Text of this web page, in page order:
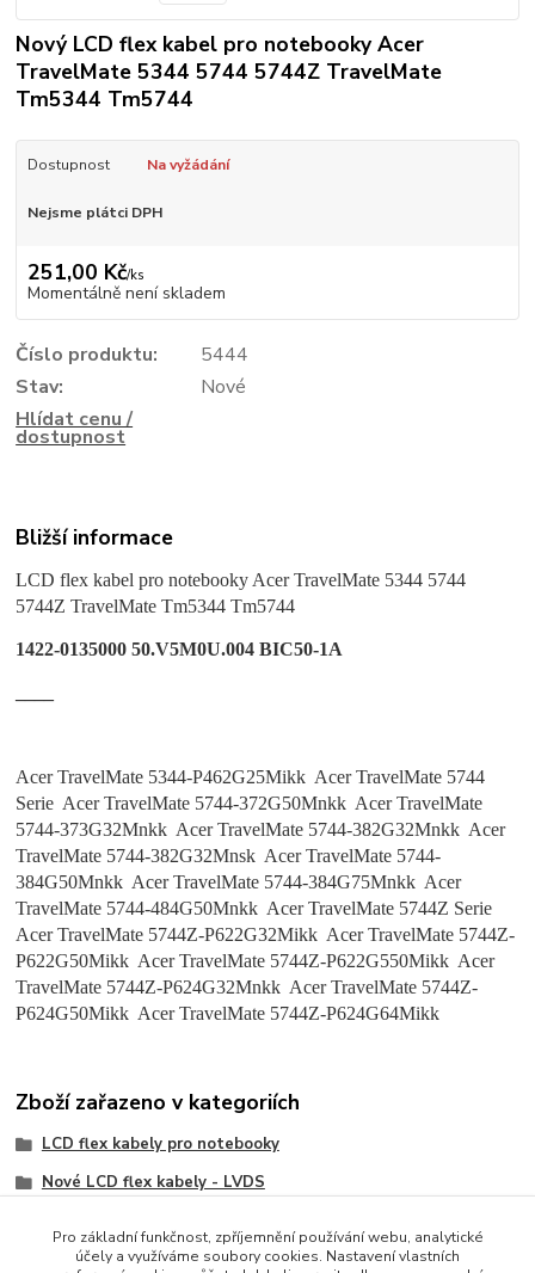
Nový LCD flex kabel pro notebooky Acer
TravelMate 5344 5744 5744Z TravelMate
Tm5344 Tm5744
Dostupnost Na vyžádání
Nejsme plátci DPH
251,00 Kč/ks
Momentálně není skladem
Číslo produktu:
5444
Stav:
Nové
Hlídat cenu /
dostupnost
Bližší informace
LCD flex kabel pro notebooky AcerTravelMate 5344 5744
5744Z TravelMate Tm5344 Tm5744
1422-0135000 50.V5M0U.004 BIC50-1A
Acer TravelMate 5344-P462G25Mikk Acer TravelMate 5744
Serie Acer TravelMate 5744-372G50Mnkk Acer TravelMate
5744-373G32Mnkk Acer TravelMate 5744-382G32Mnkk Acer
TravelMate 5744-382G32Mnsk Acer TravelMate 5744-
384G50Mnkk Acer TravelMate 5744-384G75Mnkk Acer
TravelMate 5744-484G50Mnkk Acer TravelMate 5744Z Serie
Acer TravelMate 5744Z-P622G32Mikk Acer TravelMate 5744Z-
P622G50Mikk Acer TravelMate 5744Z-P622G550Mikk Acer
TravelMate 5744Z-P624G32Mnkk Acer TravelMate 5744Z-
P624G50Mikk Acer TravelMate 5744Z-P624G64Mikk
Zboží zařazeno v kategoriích
LCD flex kabely pro notebooky
Nové LCD flex kabely - LVDS
Pro základní funkčnost, zpříjemnění používání webu, analytické
účely a využíváme soubory cookies. Nastavení vlastních